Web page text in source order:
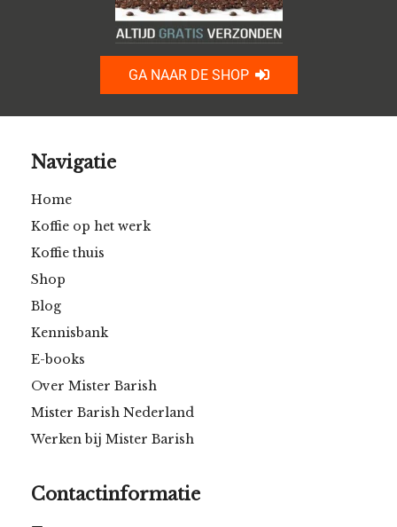
GA NAAR DE SHOP
Navigatie
Home
Koffie op het werk
Koffie thuis
Shop
Blog
Kennisbank
E-books
Over Mister Barish
Mister Barish Nederland
Werken bij Mister Barish
Contactinformatie